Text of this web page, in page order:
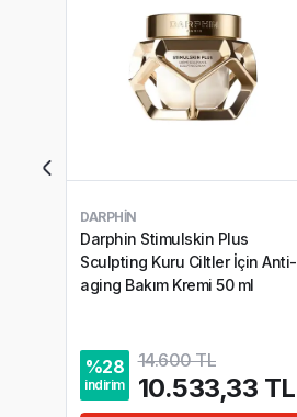
DARPHIN
Darphin Stimulskin Plus
Sculpting Kuru Ciltler İçin Anti-
aging Bakım Kremi 50 ml
%28
indirim
14.600 TL
10.533,33 TL